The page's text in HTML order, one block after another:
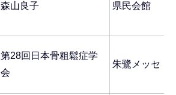
森山良子 県民会館
第28回日本骨粗鬆症学
会
朱鷺メッセ